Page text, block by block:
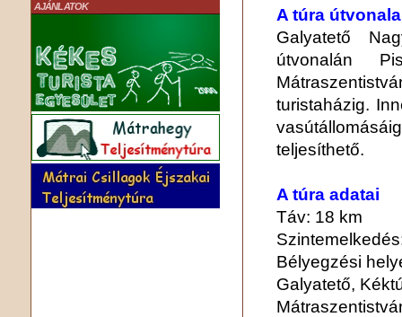
AJÁNLATOK
A túra útvonala
Galyatető
útvonalán
turistaházig.
teljesíthető.
A túra adatai
Táv: 18 km
Bélyegzési
Galyatető,